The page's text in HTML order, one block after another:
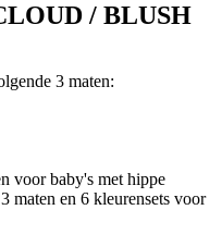
/ BLUSH
3 maten:
voor baby's met hippe
maten en 6 kleurensets voor